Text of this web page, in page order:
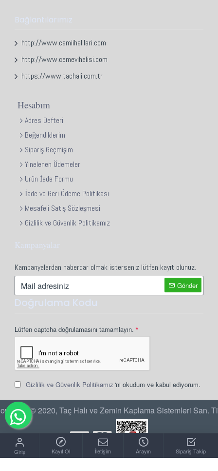
Bağlantılarımız
http://www.camiihalilari.com
http://www.cemevihalisi.com
https://www.tachali.com.tr
Hesabım
Adres Defteri
Beğendiklerim
Sipariş Geçmişim
Yinelenen Ödemeler
Ürün İade Formu
İade ve Geri Ödeme Politikası
Mesafeli Satış Sözleşmesi
Gizlilik ve Güvenlik Politikamız
Kampanyalar
Kampanyalardan haberdar olmak isterseniz lütfen kayıt olunuz.
Gönder
Doğrulama Kodu
Lütfen captcha doğrulamasını tamamlayın.
Gizlilik ve Güvenlik Politikamız 'ni okudum ve kabul ediyorum.
© 2020, Taç Halı ve Zemin Kaplama Sistemleri San.
Giriş Kayıt Ol İletişim Arayın Sipariş Takip